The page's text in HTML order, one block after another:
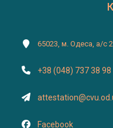
65023, м. Одеса, а/с
+38 (048) 737 38 98
Facebook